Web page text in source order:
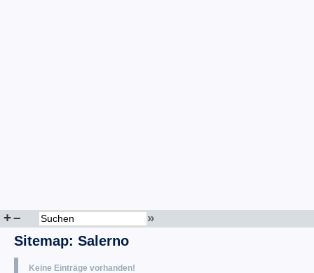
+– »
Sitemap: Salerno
Keine Einträge vorhanden!